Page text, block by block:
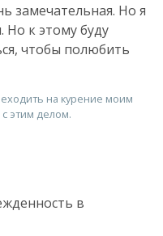
замечательная. Но я
Но к этому буду
чтобы полюбить
на курение моим
этим делом.
в